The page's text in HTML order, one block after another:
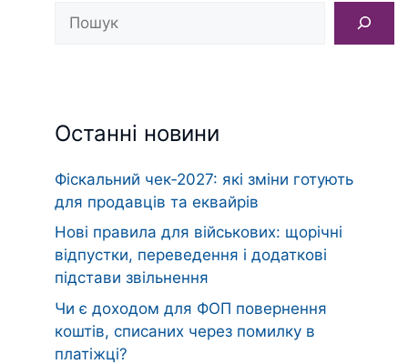
Останні новини
Фіскальний чек‑2027: які зміни готують
для продавців та еквайрів
Нові правила для військових: щорічні
відпустки, переведення і додаткові
підстави звільнення
Чи є доходом для ФОП повернення
коштів, списаних через помилку в
платіжці?